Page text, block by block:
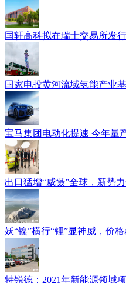
国轩高科拟在瑞士交易所发
国家电投黄河流域氢能产业
宝马集团电动化提速 今年量
出口猛增“威慑”全球，新势
妖“镍”横行“锂”显神威，价
特锐德：2021年新能源领域